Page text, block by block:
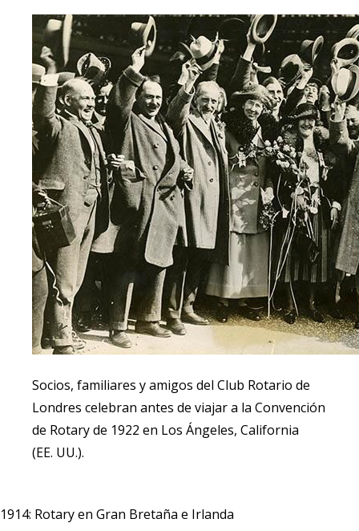
Socios, familiares y amigos del Club Rotario de
Londres celebran antes de viajar a la Convención
de Rotary de 1922 en Los Ángeles, California
(EE. UU.).
1914: Rotary en Gran Bretaña e Irlanda